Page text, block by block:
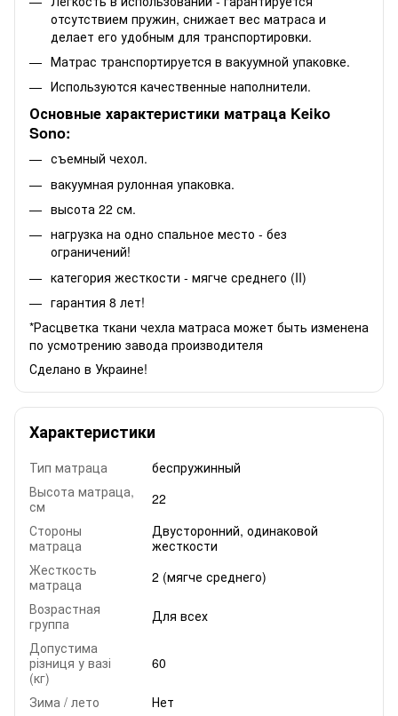
отсутствием пружин, снижает вес матраса и
делает его удобным для транспортировки.
Матрас транспортируется в вакуумной упаковке.
Используются качественные наполнители.
Основные характеристики матраца Keiko
Sono:
съемный чехол.
вакуумная рулонная упаковка.
высота 22 см.
нагрузка на одно спальное место - без
ограничений!
категория жесткости - мягче среднего (II)
гарантия 8 лет!
*Расцветка ткани чехла матраса может быть изменена
по усмотрению завода производителя
Сделано в Украине!
Характеристики
Тип матраца
беспружинный
Высота матраца,
см
22
Стороны
матраца
Двусторонний, одинаковой
жесткости
Жесткость
матраца
2 (мягче среднего)
Возрастная
группа
Для всех
Допустима
різниця у вазі
(кг)
60
Зима / лето
Нет